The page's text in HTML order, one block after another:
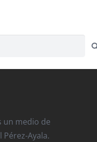
un medio de
Ayala.